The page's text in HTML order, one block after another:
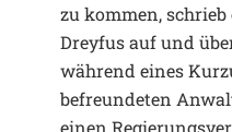
zu kommen, schrieb
Dreyfus auf und
während eines
befreundeten
einen